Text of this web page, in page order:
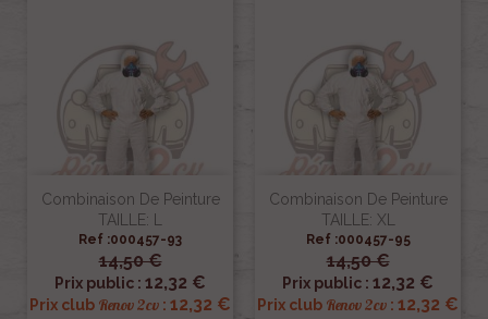
Combinaison De Peinture
TAILLE: L
Ref :000457-93
14,50 €
Prix public : 12,32 €
Prix club Renov 2cv : 12,32 €
Combinaison De Peinture
TAILLE: XL
Ref :000457-95
14,50 €
Prix public : 12,32 €
Prix club Renov 2cv : 12,32 €